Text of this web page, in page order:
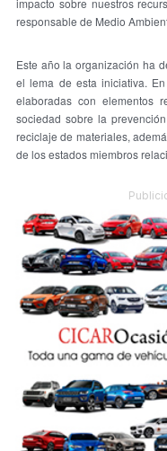
impacto sobre nuestros
responsable de Medio
Este año la organización ha
el lema de esta iniciativa.
elaboradas con elementos
sociedad sobre la
reciclaje de materiales,
de los estados miembros